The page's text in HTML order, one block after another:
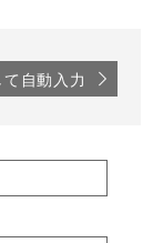
て自動入力